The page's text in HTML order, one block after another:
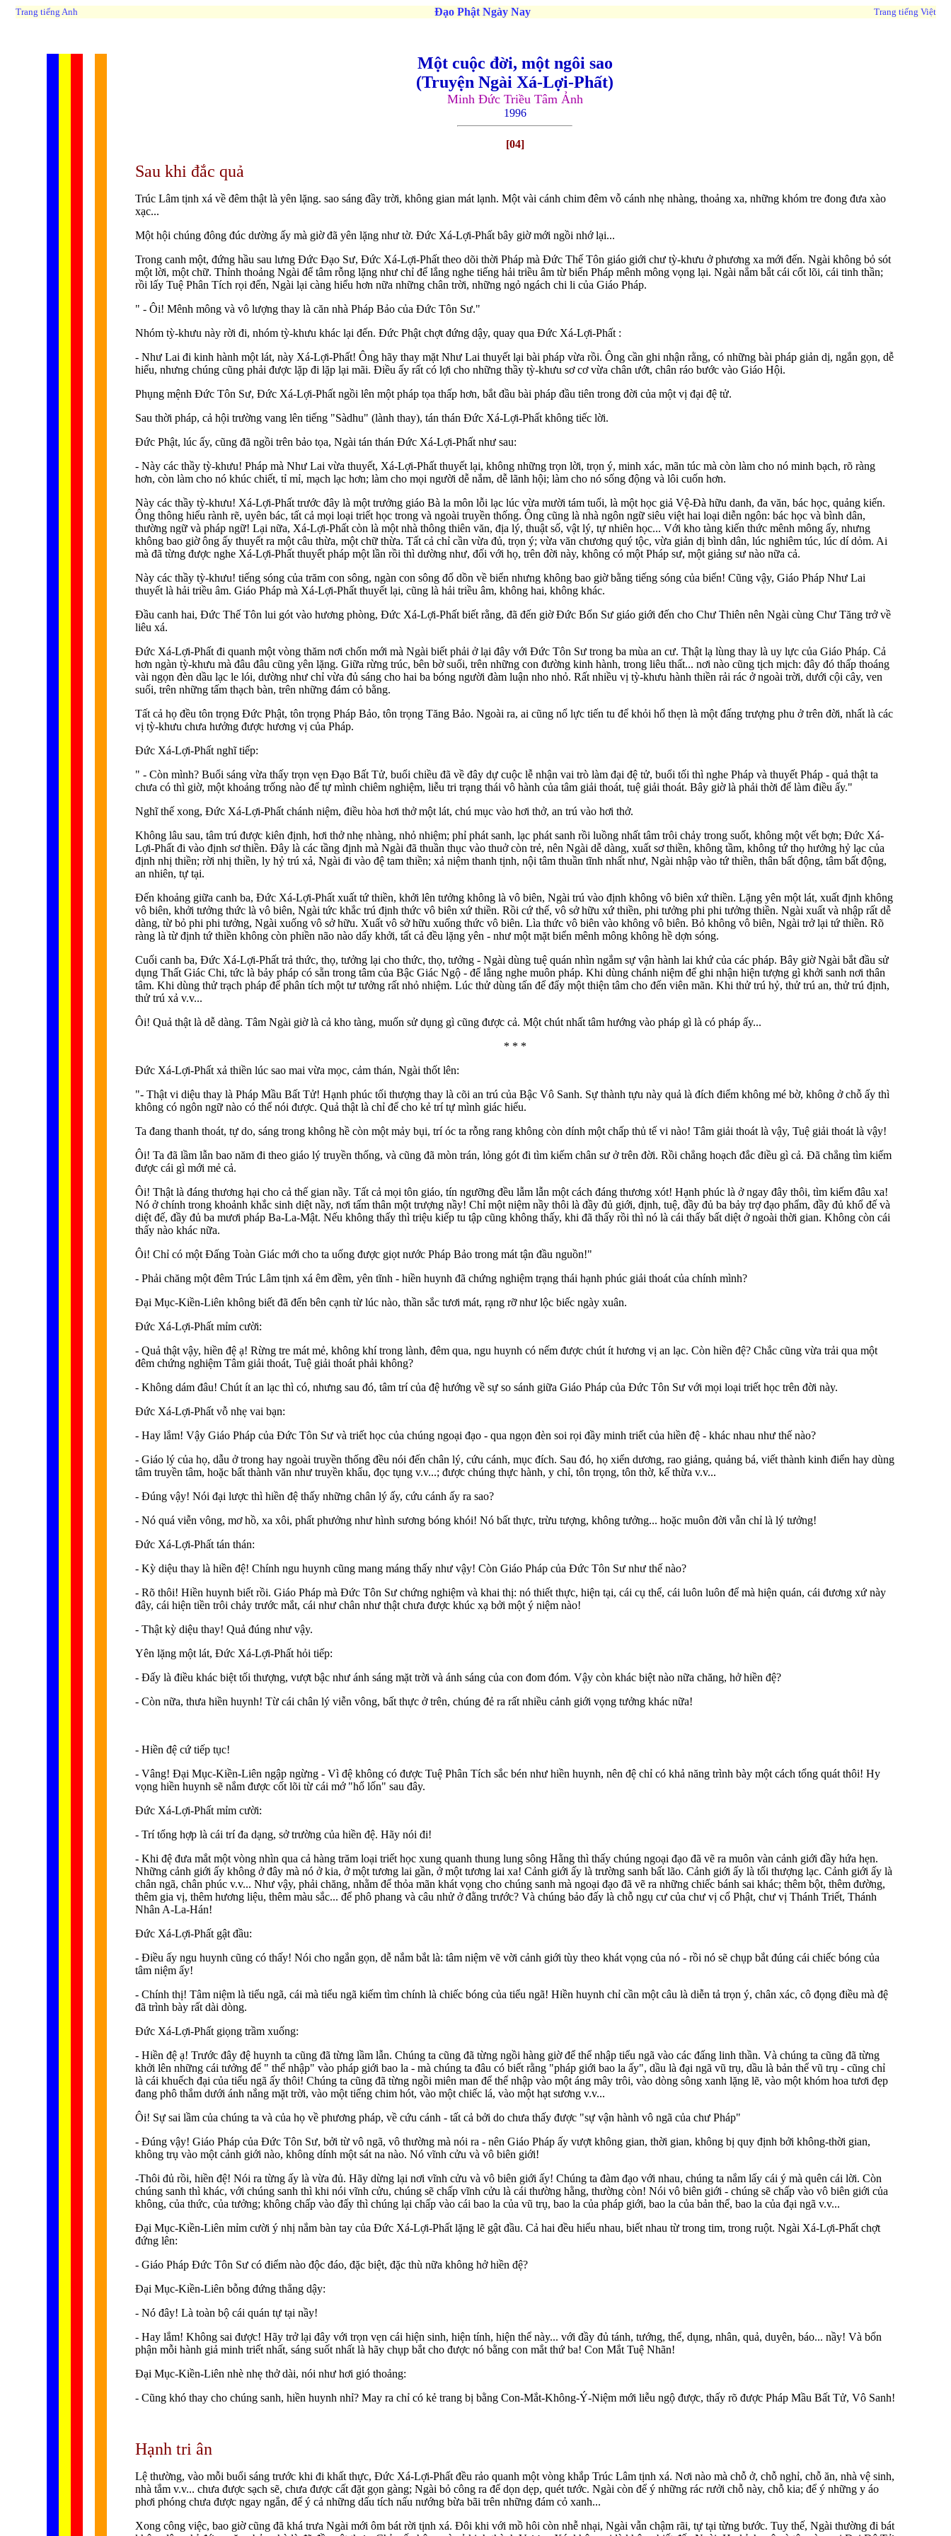
Trang tiếng Anh Đạo Phật Ngày Nay Trang tiếng Việt
Một cuộc đời, một ngôi sao
(Truyện Ngài Xá-Lợi-Phất)
Minh Ðức Triều Tâm Ảnh
1996
[04]
Sau khi đắc quả
Trúc Lâm tịnh xá về đêm thật là yên lặng. sao sáng đầy trời, không gian mát lạnh. Một vài cánh chim đêm vỗ cánh nhẹ nhàng, thoảng xa, những khóm tre đong đưa xào
xạc...
Một hội chúng đông đúc dường ấy mà giờ đã yên lặng như tờ. Ðức Xá-Lợi-Phất bây giờ mới ngồi nhớ lại...
Trong canh một, đứng hầu sau lưng Ðức Ðạo Sư, Ðức Xá-Lợi-Phất theo dõi thời Pháp mà Ðức Thế Tôn giáo giới chư tỳ-khưu ở phương xa mới đến. Ngài không bỏ sót
một lời, một chữ. Thỉnh thoảng Ngài để tâm rỗng lặng như chỉ để lắng nghe tiếng hải triều âm từ biển Pháp mênh mông vọng lại. Ngài nắm bắt cái cốt lõi, cái tinh thần;
rồi lấy Tuệ Phân Tích rọi đến, Ngài lại càng hiểu hơn nữa những chân trời, những ngỏ ngách chi li của Giáo Pháp.
" - Ôi! Mênh mông và vô lượng thay là căn nhà Pháp Bảo của Ðức Tôn Sư."
Nhóm tỳ-khưu này rời đi, nhóm tỳ-khưu khác lại đến. Ðức Phật chợt đứng dậy, quay qua Ðức Xá-Lợi-Phất :
- Như Lai đi kinh hành một lát, này Xá-Lợi-Phất! Ông hãy thay mặt Như Lai thuyết lại bài pháp vừa rồi. Ông cần ghi nhận rằng, có những bài pháp giản dị, ngắn gọn, dễ
hiểu, nhưng chúng cũng phải được lặp đi lặp lại mãi. Ðiều ấy rất có lợi cho những thầy tỳ-khưu sơ cơ vừa chân ướt, chân ráo bước vào Giáo Hội.
Phụng mệnh Ðức Tôn Sư, Ðức Xá-Lợi-Phất ngồi lên một pháp tọa thấp hơn, bắt đầu bài pháp đầu tiên trong đời của một vị đại đệ tử.
Sau thời pháp, cả hội trường vang lên tiếng "Sàdhu" (lành thay), tán thán Ðức Xá-Lợi-Phất không tiếc lời.
Ðức Phật, lúc ấy, cũng đã ngồi trên bảo tọa, Ngài tán thán Ðức Xá-Lợi-Phất như sau:
- Này các thầy tỳ-khưu! Pháp mà Như Lai vừa thuyết, Xá-Lợi-Phất thuyết lại, không những trọn lời, trọn ý, minh xác, mãn túc mà còn làm cho nó minh bạch, rõ ràng
hơn, còn làm cho nó khúc chiết, tỉ mỉ, mạch lạc hơn; làm cho mọi người dễ nắm, dễ lãnh hội; làm cho nó sống động và lôi cuốn hơn.
Này các thầy tỳ-khưu! Xá-Lợi-Phất trước đây là một trưởng giáo Bà la môn lỗi lạc lúc vừa mười tám tuổi, là một học giả Vệ-Ðà hữu danh, đa văn, bác học, quảng kiến.
Ông thông hiểu rành rẽ, uyên bác, tất cả mọi loại triết học trong và ngoài truyền thống. Ông cũng là nhà ngôn ngữ siêu việt hai loại diễn ngôn: bác học và bình dân,
thường ngữ và pháp ngữ! Lại nữa, Xá-Lợi-Phất còn là một nhà thông thiên văn, địa lý, thuật số, vật lý, tự nhiên học... Với kho tàng kiến thức mênh mông ấy, nhưng
không bao giờ ông ấy thuyết ra một câu thừa, một chữ thừa. Tất cả chỉ cần vừa đủ, trọn ý; vừa văn chương quý tộc, vừa giản dị bình dân, lúc nghiêm túc, lúc dí dỏm. Ai
mà đã từng được nghe Xá-Lợi-Phất thuyết pháp một lần rồi thì dường như, đối với họ, trên đời này, không có một Pháp sư, một giảng sư nào nữa cả.
Này các thầy tỳ-khưu! tiếng sóng của trăm con sông, ngàn con sông đổ dồn về biển nhưng không bao giờ bằng tiếng sóng của biển! Cũng vậy, Giáo Pháp Như Lai
thuyết là hải triều âm. Giáo Pháp mà Xá-Lợi-Phất thuyết lại, cũng là hải triều âm, không hai, không khác.
Ðầu canh hai, Ðức Thế Tôn lui gót vào hương phòng, Ðức Xá-Lợi-Phất biết rằng, đã đến giờ Ðức Bổn Sư giáo giới đến cho Chư Thiên nên Ngài cùng Chư Tăng trở về
liêu xá.
Ðức Xá-Lợi-Phất đi quanh một vòng thăm nơi chốn mới mà Ngài biết phải ở lại đây với Ðức Tôn Sư trong ba mùa an cư. Thật lạ lùng thay là uy lực của Giáo Pháp. Cả
hơn ngàn tỳ-khưu mà đâu đâu cũng yên lặng. Giữa rừng trúc, bên bờ suối, trên những con đường kinh hành, trong liêu thất... nơi nào cũng tịch mịch: đây đó thấp thoáng
vài ngọn đèn dầu lạc le lói, dường như chỉ vừa đủ sáng cho hai ba bóng người đàm luận nho nhỏ. Rất nhiều vị tỳ-khưu hành thiền rải rác ở ngoài trời, dưới cội cây, ven
suối, trên những tấm thạch bàn, trên những đám cỏ bằng.
Tất cả họ đều tôn trọng Ðức Phật, tôn trọng Pháp Bảo, tôn trọng Tăng Bảo. Ngoài ra, ai cũng nổ lực tiến tu để khỏi hổ thẹn là một đấng trượng phu ở trên đời, nhất là các
vị tỳ-khưu chưa hưởng được hương vị của Pháp.
Ðức Xá-Lợi-Phất nghĩ tiếp:
" - Còn mình? Buổi sáng vừa thấy trọn vẹn Ðạo Bất Tử, buổi chiều đã về đây dự cuộc lễ nhận vai trò làm đại đệ tử, buổi tối thì nghe Pháp và thuyết Pháp - quả thật ta
chưa có thì giờ, một khoảng trống nào để tự mình chiêm nghiệm, liễu tri trạng thái vô hành của tâm giải thoát, tuệ giải thoát. Bây giờ là phải thời để làm điều ấy."
Nghĩ thế xong, Ðức Xá-Lợi-Phất chánh niệm, điều hòa hơi thở một lát, chú mục vào hơi thở, an trú vào hơi thở.
Không lâu sau, tâm trú được kiên định, hơi thở nhẹ nhàng, nhỏ nhiệm; phỉ phát sanh, lạc phát sanh rồi luồng nhất tâm trôi chảy trong suốt, không một vết bợn; Ðức Xá-
Lợi-Phất đi vào định sơ thiền. Ðây là các tầng định mà Ngài đã thuần thục vào thuở còn trẻ, nên Ngài dễ dàng, xuất sơ thiền, không tầm, không tứ thọ hưởng hỷ lạc của
định nhị thiền; rời nhị thiền, ly hỷ trú xả, Ngài đi vào đệ tam thiền; xả niệm thanh tịnh, nội tâm thuần tĩnh nhất như, Ngài nhập vào tứ thiền, thân bất động, tâm bất động,
an nhiên, tự tại.
Ðến khoảng giữa canh ba, Ðức Xá-Lợi-Phất xuất tứ thiền, khởi lên tưởng không là vô biên, Ngài trú vào định không vô biên xứ thiền. Lặng yên một lát, xuất định không
vô biên, khởi tưởng thức là vô biên, Ngài tức khắc trú định thức vô biên xứ thiền. Rồi cứ thế, vô sở hữu xứ thiền, phi tưởng phi phi tưởng thiền. Ngài xuất và nhập rất dễ
dàng, từ bỏ phi phi tưởng, Ngài xuống vô sở hữu. Xuất vô sở hữu xuống thức vô biên. Lìa thức vô biên vào không vô biên. Bỏ không vô biên, Ngài trở lại tứ thiền. Rõ
ràng là từ định tứ thiền không còn phiền não nào dấy khởi, tất cả đều lặng yên - như một mặt biển mênh mông không hề dợn sóng.
Cuối canh ba, Ðức Xá-Lợi-Phất trả thức, thọ, tưởng lại cho thức, thọ, tưởng - Ngài dùng tuệ quán nhìn ngắm sự vận hành lai khứ của các pháp. Bây giờ Ngài bắt đầu sử
dụng Thất Giác Chi, tức là bảy pháp có sẵn trong tâm của Bậc Giác Ngộ - để lắng nghe muôn pháp. Khi dùng chánh niệm để ghi nhận hiện tượng gì khởi sanh nơi thân
tâm. Khi dùng thử trạch pháp để phân tích một tư tưởng rất nhỏ nhiệm. Lúc thử dùng tấn để đẩy một thiện tâm cho đến viên mãn. Khi thử trú hỷ, thử trú an, thử trú định,
thử trú xả v.v...
Ôi! Quả thật là dễ dàng. Tâm Ngài giờ là cả kho tàng, muốn sử dụng gì cũng được cả. Một chút nhất tâm hướng vào pháp gì là có pháp ấy...
* * *
Ðức Xá-Lợi-Phất xả thiền lúc sao mai vừa mọc, cảm thán, Ngài thốt lên:
"- Thật vi diệu thay là Pháp Mầu Bất Tử! Hạnh phúc tối thượng thay là cõi an trú của Bậc Vô Sanh. Sự thành tựu này quả là đích điểm không mé bờ, không ở chỗ ấy thì
không có ngôn ngữ nào có thể nói được. Quả thật là chỉ để cho kẻ trí tự mình giác hiểu.
Ta đang thanh thoát, tự do, sáng trong không hề còn một mảy bụi, trí óc ta rỗng rang không còn dính một chấp thủ tế vi nào! Tâm giải thoát là vậy, Tuệ giải thoát là vậy!
Ôi! Ta đã lầm lẫn bao năm đi theo giáo lý truyền thống, và cũng đã mòn trán, lỏng gót đi tìm kiếm chân sư ở trên đời. Rồi chẳng hoạch đắc điều gì cả. Ðã chẳng tìm kiếm
được cái gì mới mẻ cả.
Ôi! Thật là đáng thương hại cho cả thế gian nầy. Tất cả mọi tôn giáo, tín ngưỡng đều lẫm lẫn một cách đáng thương xót! Hạnh phúc là ở ngay đây thôi, tìm kiếm đâu xa!
Nó ở chính trong khoảnh khắc sinh diệt nầy, nơi tấm thân một trượng nầy! Chỉ một niệm nầy thôi là đầy đủ giới, định, tuệ, đầy đủ ba bảy trợ đạo phẩm, đầy đủ khổ đế và
diệt đế, đầy đủ ba mươi pháp Ba-La-Mật. Nếu không thấy thì triệu kiếp tu tập cũng không thấy, khi đã thấy rồi thì nó là cái thấy bất diệt ở ngoài thời gian. Không còn cái
thấy nào khác nữa.
Ôi! Chỉ có một Ðấng Toàn Giác mới cho ta uống được giọt nước Pháp Bảo trong mát tận đầu nguồn!"
- Phải chăng một đêm Trúc Lâm tịnh xá êm đềm, yên tĩnh - hiền huynh đã chứng nghiệm trạng thái hạnh phúc giải thoát của chính mình?
Ðại Mục-Kiền-Liên không biết đã đến bên cạnh từ lúc nào, thần sắc tươi mát, rạng rỡ như lộc biếc ngày xuân.
Ðức Xá-Lợi-Phất mỉm cười:
- Quả thật vậy, hiền đệ ạ! Rừng tre mát mẻ, không khí trong lành, đêm qua, ngu huynh có nếm được chút ít hương vị an lạc. Còn hiền đệ? Chắc cũng vừa trải qua một
đêm chứng nghiệm Tâm giải thoát, Tuệ giải thoát phải không?
- Không dám đâu! Chút ít an lạc thì có, nhưng sau đó, tâm trí của đệ hướng về sự so sánh giữa Giáo Pháp của Ðức Tôn Sư với mọi loại triết học trên đời này.
Ðức Xá-Lợi-Phất vỗ nhẹ vai bạn:
- Hay lắm! Vậy Giáo Pháp của Ðức Tôn Sư và triết học của chúng ngoại đạo - qua ngọn đèn soi rọi đầy minh triết của hiền đệ - khác nhau như thế nào?
- Giáo lý của họ, dẫu ở trong hay ngoài truyền thống đều nói đến chân lý, cứu cánh, mục đích. Sau đó, họ xiển dương, rao giảng, quảng bá, viết thành kinh điển hay dùng
tâm truyền tâm, hoặc bất thành văn như truyền khẩu, đọc tụng v.v...; được chúng thực hành, y chỉ, tôn trọng, tôn thờ, kế thừa v.v...
- Ðúng vậy! Nói đại lược thì hiền đệ thấy những chân lý ấy, cứu cánh ấy ra sao?
- Nó quá viễn vông, mơ hồ, xa xôi, phất phưởng như hình sương bóng khói! Nó bất thực, trừu tượng, không tưởng... hoặc muôn đời vẫn chỉ là lý tưởng!
Ðức Xá-Lợi-Phất tán thán:
- Kỳ diệu thay là hiền đệ! Chính ngu huynh cũng mang máng thấy như vậy! Còn Giáo Pháp của Ðức Tôn Sư như thế nào?
- Rõ thôi! Hiền huynh biết rồi. Giáo Pháp mà Ðức Tôn Sư chứng nghiệm và khai thị: nó thiết thực, hiện tại, cái cụ thể, cái luôn luôn để mà hiện quán, cái đương xứ này
đây, cái hiện tiền trôi chảy trước mắt, cái như chân như thật chưa được khúc xạ bởi một ý niệm nào!
- Thật kỳ diệu thay! Quả đúng như vậy.
Yên lặng một lát, Ðức Xá-Lợi-Phất hỏi tiếp:
- Ðấy là điều khác biệt tối thượng, vượt bậc như ánh sáng mặt trời và ánh sáng của con đom đóm. Vậy còn khác biệt nào nữa chăng, hở hiền đệ?
- Còn nữa, thưa hiền huynh! Từ cái chân lý viễn vông, bất thực ở trên, chúng đẻ ra rất nhiều cảnh giới vọng tưởng khác nữa!
- Hiền đệ cứ tiếp tục!
- Vâng! Ðại Mục-Kiền-Liên ngập ngừng - Vì đệ không có được Tuệ Phân Tích sắc bén như hiền huynh, nên đệ chỉ có khả năng trình bày một cách tổng quát thôi! Hy
vọng hiền huynh sẽ nắm được cốt lõi từ cái mớ "hổ lốn" sau đây.
Ðức Xá-Lợi-Phất mỉm cười:
- Trí tổng hợp là cái trí đa dạng, sở trường của hiền đệ. Hãy nói đi!
- Khi đệ đưa mắt một vòng nhìn qua cả hàng trăm loại triết học xung quanh thung lung sông Hằng thì thấy chúng ngoại đạo đã vẽ ra muôn vàn cảnh giới đầy hứa hẹn.
Những cảnh giới ấy không ở đây mà nó ở kia, ở một tương lai gần, ở một tương lai xa! Cảnh giới ấy là trường sanh bất lão. Cảnh giới ấy là tối thượng lạc. Cảnh giới ấy là
chân ngã, chân phúc v.v... Như vậy, phải chăng, nhằm để thỏa mãn khát vọng cho chúng sanh mà ngoại đạo đã vẽ ra những chiếc bánh sai khác; thêm bột, thêm đường,
thêm gia vị, thêm hương liệu, thêm màu sắc... để phô phang và câu nhử ở đằng trước? Và chúng bảo đấy là chỗ ngụ cư của chư vị cổ Phật, chư vị Thánh Triết, Thánh
Nhân A-La-Hán!
Ðức Xá-Lợi-Phất gật đầu:
- Ðiều ấy ngu huynh cũng có thấy! Nói cho ngắn gọn, dễ nắm bắt là: tâm niệm vẽ vời cảnh giới tùy theo khát vọng của nó - rồi nó sẽ chụp bắt đúng cái chiếc bóng của
tâm niệm ấy!
- Chính thị! Tâm niệm là tiểu ngã, cái mà tiểu ngã kiếm tìm chính là chiếc bóng của tiểu ngã! Hiền huynh chỉ cần một câu là diễn tả trọn ý, chân xác, cô đọng điều mà đệ
đã trình bày rất dài dòng.
Ðức Xá-Lợi-Phất giọng trầm xuống:
- Hiền đệ ạ! Trước đây đệ huynh ta cũng đã từng lầm lẫn. Chúng ta cũng đã từng ngồi hàng giờ để thể nhập tiểu ngã vào các đấng linh thần. Và chúng ta cũng đã từng
khởi lên những cái tưởng để " thể nhập" vào pháp giới bao la - mà chúng ta đâu có biết rằng "pháp giới bao la ấy", dầu là đại ngã vũ trụ, dầu là bản thể vũ trụ - cũng chỉ
là cái khuếch đại của tiểu ngã ấy thôi! Chúng ta cũng đã từng ngồi miên man để thể nhập vào một áng mây trôi, vào dòng sông xanh lặng lẽ, vào một khóm hoa tươi đẹp
đang phô thắm dưới ánh nắng mặt trời, vào một tiếng chim hót, vào một chiếc lá, vào một hạt sương v.v...
Ôi! Sự sai lầm của chúng ta và của họ về phương pháp, về cứu cánh - tất cả bởi do chưa thấy được "sự vận hành vô ngã của chư Pháp"
- Ðúng vậy! Giáo Pháp của Ðức Tôn Sư, bởi từ vô ngã, vô thường mà nói ra - nên Giáo Pháp ấy vượt không gian, thời gian, không bị quy định bởi không-thời gian,
không trụ vào một cảnh giới nào, không dính một sát na nào. Nó vĩnh cửu và vô biên giới!
-Thôi đủ rồi, hiền đệ! Nói ra từng ấy là vừa đủ. Hãy dừng lại nơi vĩnh cửu và vô biên giới ấy! Chúng ta đàm đạo với nhau, chúng ta nắm lấy cái ý mà quên cái lời. Còn
chúng sanh thì khác, với chúng sanh thì khi nói vĩnh cửu, chúng sẽ chấp vĩnh cửu là cái thường hằng, thường còn! Nói vô biên giới - chúng sẽ chấp vào vô biên giới của
không, của thức, của tưởng; không chấp vào đấy thì chúng lại chấp vào cái bao la của vũ trụ, bao la của pháp giới, bao la của bản thể, bao la của đại ngã v.v...
Ðại Mục-Kiền-Liên mỉm cười ý nhị nắm bàn tay của Ðức Xá-Lợi-Phất lặng lẽ gật đầu. Cả hai đều hiểu nhau, biết nhau từ trong tim, trong ruột. Ngài Xá-Lợi-Phất chợt
đứng lên:
- Giáo Pháp Ðức Tôn Sư có điểm nào độc đáo, đặc biệt, đặc thù nữa không hở hiền đệ?
Ðại Mục-Kiền-Liên bỗng đứng thẳng dậy:
- Nó đây! Là toàn bộ cái quán tự tại nầy!
- Hay lắm! Không sai được! Hãy trở lại đây với trọn vẹn cái hiện sinh, hiện tính, hiện thể này... với đầy đủ tánh, tướng, thể, dụng, nhân, quả, duyên, báo... nầy! Và bổn
phận mỗi hành giả minh triết nhất, sáng suốt nhất là hãy chụp bắt cho được nó bằng con mắt thứ ba! Con Mắt Tuệ Nhãn!
Ðại Mục-Kiền-Liên nhè nhẹ thở dài, nói như hơi gió thoảng:
- Cũng khó thay cho chúng sanh, hiền huynh nhỉ? May ra chỉ có kẻ trang bị bằng Con-Mắt-Không-Ý-Niệm mới liễu ngộ được, thấy rõ được Pháp Mầu Bất Tử, Vô Sanh!
Hạnh tri ân
Lệ thường, vào mỗi buổi sáng trước khi đi khất thực, Ðức Xá-Lợi-Phất đều rảo quanh một vòng khắp Trúc Lâm tịnh xá. Nơi nào mà chỗ ở, chỗ nghỉ, chỗ ăn, nhà vệ sinh,
nhà tắm v.v... chưa được sạch sẽ, chưa được cất đặt gọn gàng; Ngài bỏ công ra để dọn dẹp, quét tước. Ngài còn để ý những rác rưởi chỗ này, chỗ kia; để ý những y áo
phơi phóng chưa được ngay ngắn, để ý cả những dấu tích nấu nướng bừa bãi trên những đám cỏ xanh...
Xong công việc, bao giờ cũng đã khá trưa Ngài mới ôm bát rời tịnh xá. Ðôi khi với mồ hôi còn nhễ nhại, Ngài vẫn chậm rãi, tự tại từng bước. Tuy thế, Ngài thường đi bát